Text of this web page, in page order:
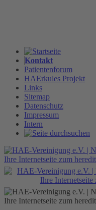
Kontakt
Patientenforum
HAErkules Projekt
Links
Sitemap
Datenschutz
Impressum
Intern